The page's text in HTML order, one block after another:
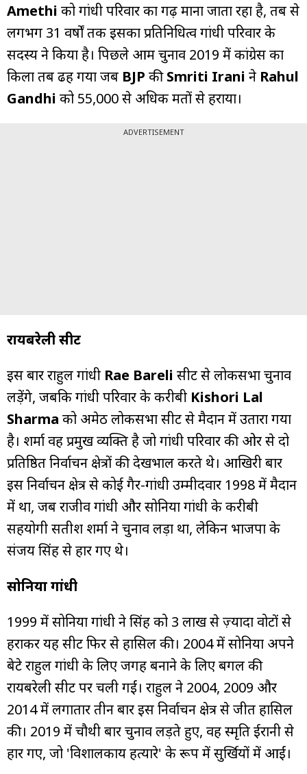
Amethi को गांधी परिवार का गढ़ माना जाता रहा है, तब से
लगभग 31 वर्षों तक इसका प्रतिनिधित्व गांधी परिवार के
सदस्य ने किया है। पिछले आम चुनाव 2019 में कांग्रेस का
किला तब ढह गया जब BJP कीSmriti Irani ने Rahul
Gandhi को 55,000 से अधिक मतों से हराया।
ADVERTISEMENT
रायबरेली सीट
इस बार राहुल गांधी Rae Bareli सीट से लोकसभा चुनाव
लड़ेंगे, जबकि गांधी परिवार के करीबी Kishori Lal
Sharma को अमेठी लोकसभा सीट से मैदान में उतारा गया
है। शर्मा वह प्रमुख व्यक्ति है जो गांधी परिवार की ओर से दो
प्रतिष्ठित निर्वाचन क्षेत्रों की देखभाल करते थे। आखिरी बार
इस निर्वाचन क्षेत्र से कोई गैर-गांधी उम्मीदवार 1998 में मैदान
में था, जब राजीव गांधी और सोनिया गांधी के करीबी
सहयोगी सतीश शर्मा ने चुनाव लड़ा था, लेकिन भाजपा के
संजय सिंह से हार गए थे।
सोनिया गांधी
1999 में सोनिया गांधी ने सिंह को 3 लाख से ज़्यादा वोटों से
हराकर यह सीट फिर से हासिल की। 2004 में सोनिया अपने
बेटे राहुल गांधी के लिए जगह बनाने के लिए बगल की
रायबरेली सीट पर चली गईं। राहुल ने 2004, 2009 और
2014 में लगातार तीन बार इस निर्वाचन क्षेत्र से जीत हासिल
की। 2019 में चौथी बार चुनाव लड़ते हुए, वह स्मृति ईरानी से
हार गए, जो 'विशालकाय हत्यारे' के रूप में सुर्खियों में आईं।